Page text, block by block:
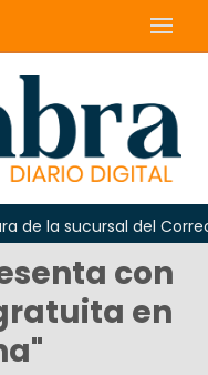
la sucursal del Correo
con
en